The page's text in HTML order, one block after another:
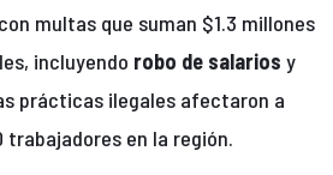
multas que suman $1.3 millones
incluyendo robo de salarios y
prácticas ilegales afectaron a
en la región.